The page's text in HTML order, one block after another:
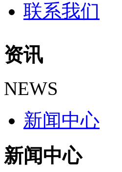
联系我们
资讯
NEWS
新闻中心
新闻中心